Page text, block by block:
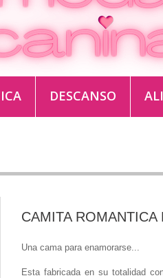
DESCANSO
CAMITA ROMANTICA
Una cama para enamorarse...
Esta fabricada en su totalidad